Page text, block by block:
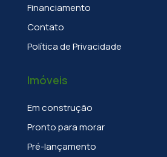
Financiamento
Contato
Política de Privacidade
Imóveis
Em construção
Pronto para morar
Pré-lançamento